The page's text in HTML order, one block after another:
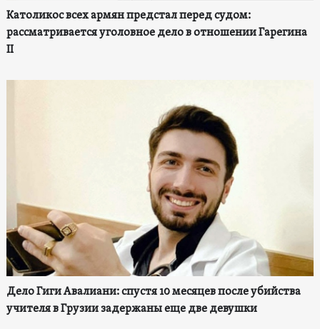
Католикос всех армян предстал перед судом:
рассматривается уголовное дело в отношении Гарегина
II
Дело Гиги Авалиани: спустя 10 месяцев после убийства
учителя в Грузии задержаны еще две девушки